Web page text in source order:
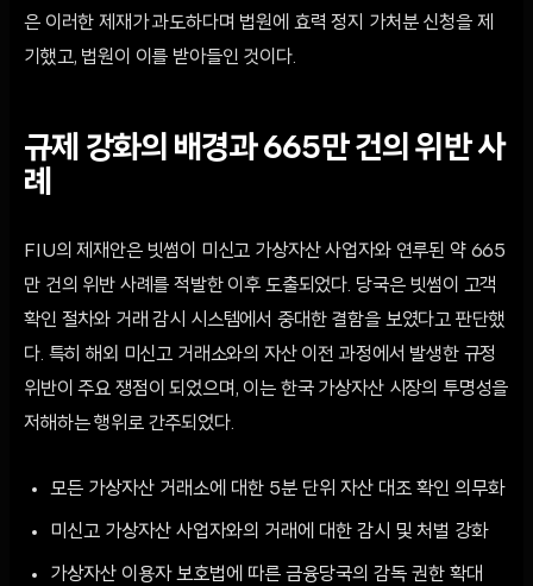
은 이러한 제재가 과도하다며 법원에 효력 정지 가처분 신청을 제
기했고, 법원이 이를 받아들인 것이다.
규제 강화의 배경과 665만 건의 위반 사
례
FIU의 제재안은 빗썸이 미신고 가상자산 사업자와 연루된 약 665
만 건의 위반 사례를 적발한 이후 도출되었다. 당국은 빗썸이 고객
확인 절차와 거래 감시 시스템에서 중대한 결함을 보였다고 판단했
다. 특히 해외 미신고 거래소와의 자산 이전 과정에서 발생한 규정
위반이 주요 쟁점이 되었으며, 이는 한국 가상자산 시장의 투명성을
저해하는 행위로 간주되었다.
모든 가상자산 거래소에 대한 5분 단위 자산 대조 확인 의무화
미신고 가상자산 사업자와의 거래에 대한 감시 및 처벌 강화
가상자산 이용자 보호법에 따른 금융당국의 감독 권한 확대